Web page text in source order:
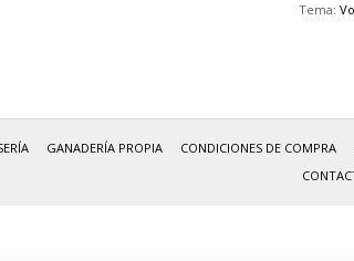
Tema:
GANADERÍA PROPIA CONDICIONES DE COMPRA